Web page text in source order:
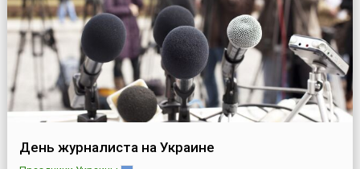
День журналиста на Украине